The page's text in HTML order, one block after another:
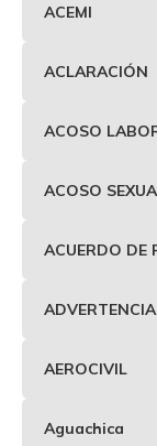
ACEMI
ACLARACIÓN
ACOSO
ACOSO
ACUERDO DE
AEROCIVIL
Aguachica